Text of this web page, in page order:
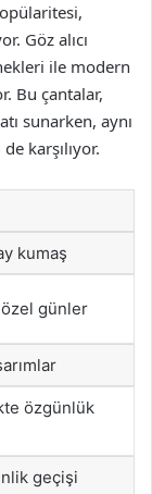
Göz alıcı
ile modern
Bu çantalar,
sunarken, aynı
karşılıyor.
kumaş
günler
özgünlük
geçişi